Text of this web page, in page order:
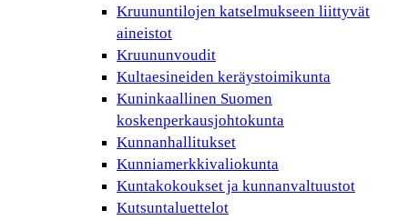
Kruununtilojen katselmukseen liittyvät
aineistot
Kruununvoudit
Kultaesineiden keräystoimikunta
Kuninkaallinen Suomen
koskenperkausjohtokunta
Kunnanhallitukset
Kunniamerkkivaliokunta
Kuntakokoukset ja kunnanvaltuustot
Kutsuntaluettelot